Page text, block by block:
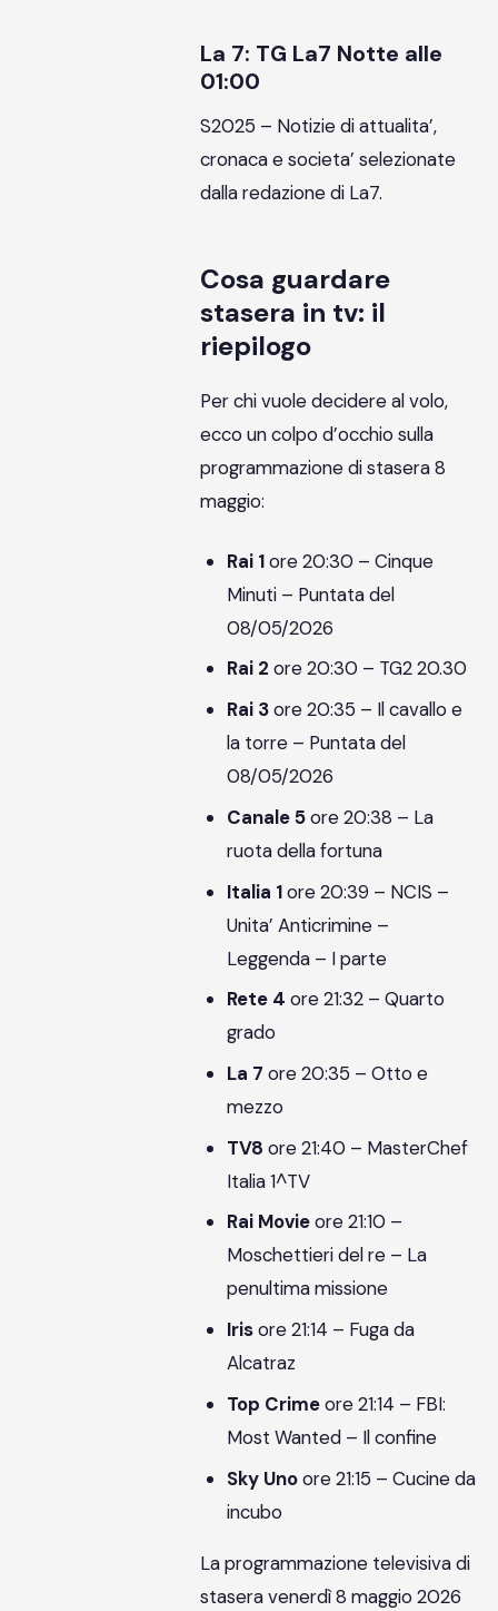
La 7: TG La7 Notte alle
01:00
S2025 – Notizie di attualita’,
cronaca e societa’ selezionate
dalla redazione di La7.
Cosa guardare
stasera in tv: il
riepilogo
Per chi vuole decidere al volo,
ecco un colpo d’occhio sulla
programmazione di stasera 8
maggio:
Rai 1ore 20:30 – Cinque
Minuti – Puntata del
08/05/2026
Rai 2 ore 20:30 – TG2 20.30
Rai 3ore 20:35 – Il cavallo e
la torre – Puntata del
08/05/2026
Canale 5ore 20:38 – La
ruota della fortuna
Italia 1ore 20:39 – NCIS –
Unita’ Anticrimine –
Leggenda – I parte
Rete 4 ore 21:32 – Quarto
grado
La 7 ore 20:35 – Otto e
mezzo
TV8 ore 21:40 – MasterChef
Italia 1^TV
Rai Movieore 21:10 –
Moschettieri del re – La
penultima missione
Irisore 21:14 – Fuga da
Alcatraz
Top Crimeore 21:14 – FBI:
Most Wanted – Il confine
Sky Unoore 21:15 – Cucine da
incubo
La programmazione televisiva di
stasera venerdì 8 maggio 2026